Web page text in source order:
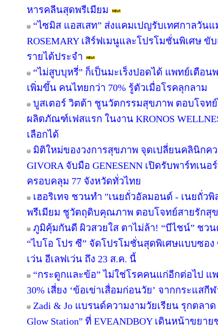
หารคลีนสุดพรีเมียม
“ไซมิส แอสเสท” ส่งแคมเปญรับเทศกาลวันแม่
ROSEMARY เสิร์ฟเมนูและโปรโมชั่นพิเศษ ขั
รายได้ประจำ
“ไม่สูบบุหรี่" ก็เป็นมะเร็งปอดได้ แพทย์เตือ
เพิ่มขึ้น คนไทยกว่า 70% รู้ตัวเมื่อโรคลุกลาม
บูสเตอร์ วิตต้า ชูนวัตกรรมสุขภาพ ตอบโจท
ผลิตภัณฑ์เฟสแรก ในงาน KRONOS
เลือกได้
มิติใหม่ของวงการสุขภาพ จุดเปลี่ยนคลินิกคว
GIVORA จับมือ GENESENN เปิดรับพาร์ทเน
ครอบคลุม 77 จังหวัดทั่วไทย
เฮอริเทจ ชวนทำ "เนยถั่วอัลมอนด์ - เนยถั่ว
พรีเมียม ชูวัตถุดิบคุณภาพ ตอบโจทย์สายรักสุ
ภูมิคุ้มกันดี ผิวสวยใส ตาไม่ล้า! “บีไชน์” ชว
“ไบโอ โปร ซี” จัดโปรโมชั่นสุดพิเศษแบบซอง
เว่น อีเลฟเว่น ถึง 23 ส.ค. นี้
“กระดูกและข้อ” ไม่ใช่โรคคนแก่อีกต่อไป แ
30% เสี่ยง ‘ข้อเข่าเสื่อมก่อนวัย’ จากกระแสกี
Zadi & Jo แบรนด์ความงามวัยเรียน รุกตลาด
Glow Station" ที่ EVEANDBOY เดินหน้าขยา